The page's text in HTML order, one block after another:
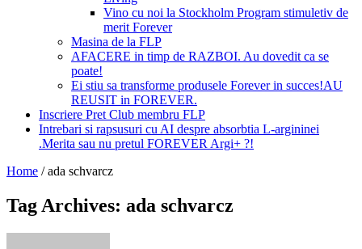
Vino cu noi la Stockholm Program stimuletiv de
merit Forever
Masina de la FLP
AFACERE in timp de RAZBOI. Au dovedit ca se
poate!
Ei stiu sa transforme produsele Forever in succes!AU
REUSIT in FOREVER.
Inscriere Pret Club membru FLP
Intrebari si rapsusuri cu AI despre absorbtia L-argininei
.Merita sau nu pretul FOREVER Argi+ ?!
Home / ada schvarcz
Tag Archives: ada schvarcz